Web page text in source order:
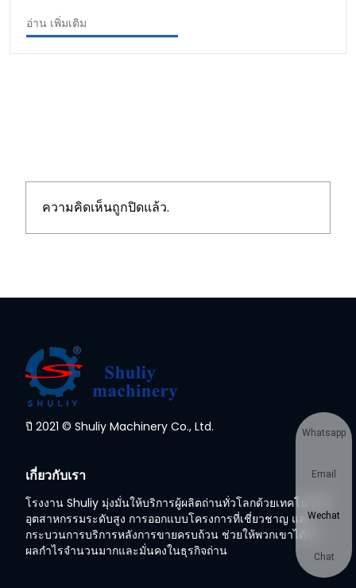
อ่าน เพิ่มเติม
ความคิดเห็นถูกปิดแล้ว.
ปี 2021 © Shuliy Machinery Co., Ltd.
เกี่ยวกับเรา
โรงงาน Shuliy มุ่งมั่นให้บริการผู้ผลิตถ่านทั่วโลกด้วยเทคโนโลยี
อุตสาหกรรมระดับสูง การออกแบบโครงการที่เชี่ยวชาญ และ
กระบวนการบริการหลังการขายครบถ้วน ช่วยให้พวกเขาได้รับ
ผลกำไรจำนวนมากและมั่นคงในธุรกิจถ่าน
Whatsapp
Email
Wechat
Chat